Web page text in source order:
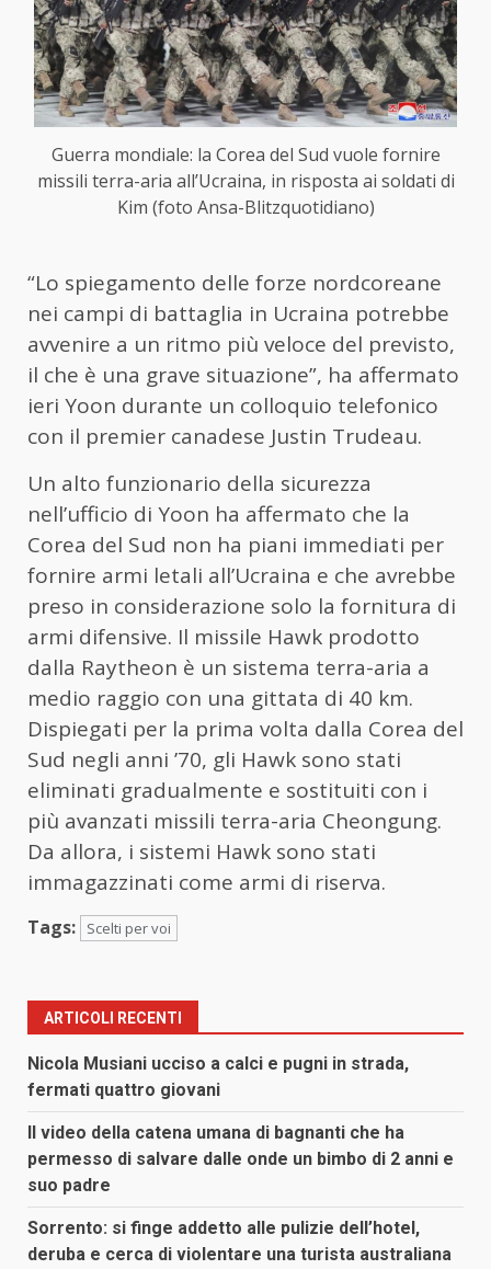
Guerra mondiale: la Corea del Sud vuole fornire
missili terra-aria all’Ucraina, in risposta ai soldati di
Kim (foto Ansa-Blitzquotidiano)
“Lo spiegamento delle forze nordcoreane
nei campi di battaglia in Ucraina potrebbe
avvenire a un ritmo più veloce del previsto,
il che è una grave situazione”, ha affermato
ieri Yoon durante un colloquio telefonico
con il premier canadese Justin Trudeau.
Un alto funzionario della sicurezza
nell’ufficio di Yoon ha affermato che la
Corea del Sud non ha piani immediati per
fornire armi letali all’Ucraina e che avrebbe
preso in considerazione solo la fornitura di
armi difensive. Il missile Hawk prodotto
dalla Raytheon è un sistema terra-aria a
medio raggio con una gittata di 40 km.
Dispiegati per la prima volta dalla Corea del
Sud negli anni ’70, gli Hawk sono stati
eliminati gradualmente e sostituiti con i
più avanzati missili terra-aria Cheongung.
Da allora, i sistemi Hawk sono stati
immagazzinati come armi di riserva.
Tags: Scelti per voi
ARTICOLI RECENTI
Nicola Musiani ucciso a calci e pugni in strada,
fermati quattro giovani
Il video della catena umana di bagnanti che ha
permesso di salvare dalle onde un bimbo di 2 anni e
suo padre
Sorrento: si finge addetto alle pulizie dell’hotel,
deruba e cerca di violentare una turista australiana